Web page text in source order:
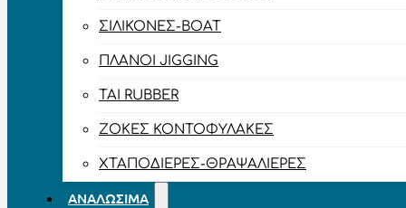
ΣΙΛΙΚΌΝΕΣ-BOAT
ΠΛΆΝΟΙ JIGGING
TAI RUBBER
ΖΌΚΕΣ ΚΟΝΤΟΦΎΛΑΚΕΣ
ΧΤΑΠΟΔΙΈΡΕΣ-ΘΡΑΨΑΛΙΈΡΕΣ
ΑΝΑΛΏΣΙΜΑ